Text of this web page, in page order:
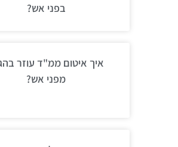
בפני אש?
איך איטום ממ"ד עוזר
מפני אש?